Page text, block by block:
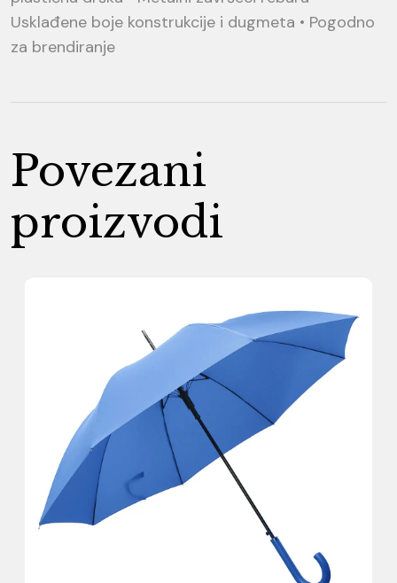
Usklađene boje konstrukcije i dugmeta • Pogodno
za brendiranje
Povezani
proizvodi